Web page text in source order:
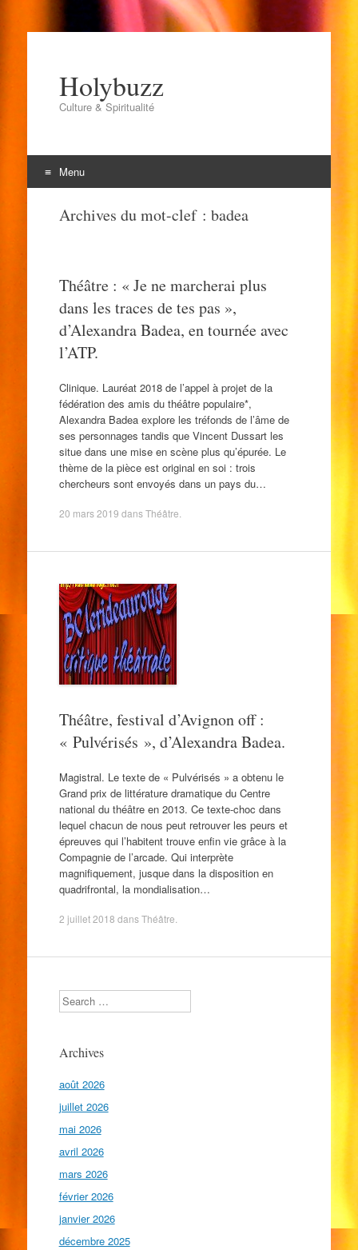
Holybuzz
Culture & Spiritualité
Menu
Archives du mot-clef : badea
Théâtre : « Je ne marcherai plus
dans les traces de tes pas »,
d’Alexandra Badea, en tournée avec
l’ATP.
Clinique. Lauréat 2018 de l’appel à projet de la
fédération des amis du théâtre populaire*,
Alexandra Badea explore les tréfonds de l’âme de
ses personnages tandis que Vincent Dussart les
situe dans une mise en scène plus qu’épurée. Le
thème de la pièce est original en soi : trois
chercheurs sont envoyés dans un pays du…
20 mars 2019 dansThéâtre
Théâtre, festival d’Avignon off :
« Pulvérisés », d’Alexandra Badea.
Magistral. Le texte de « Pulvérisés » a obtenu le
Grand prix de littérature dramatique du Centre
national du théâtre en 2013. Ce texte-choc dans
lequel chacun de nous peut retrouver les peurs et
épreuves qui l’habitent trouve enfin vie grâce à la
Compagnie de l’arcade. Qui interprète
magnifiquement, jusque dans la disposition en
quadrifrontal, la mondialisation…
2 juillet 2018 dansThéâtre
Search
Archives
août 2026
juillet 2026
mai 2026
avril 2026
mars 2026
février 2026
janvier 2026
décembre 2025